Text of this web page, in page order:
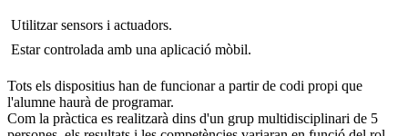
 Utilitzar sensors i actuadors.
 Estar controlada amb una aplicació mòbil.
Tots els dispositius han de funcionar a partir de codi propi que
l'alumne haurà de programar.
Com la pràctica es realitzarà dins d'un grup multidisciplinari de 5